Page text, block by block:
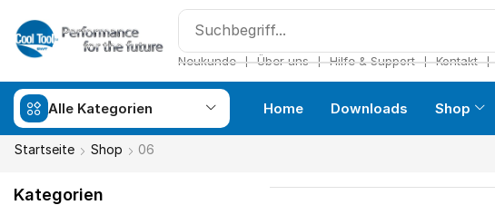
Neukunde ❘ Über uns ❘ Hilfe & Support ❘ Kontakt ❘
Alle Kategorien Home Downloads Shop
Startseite Shop 06
Kategorien